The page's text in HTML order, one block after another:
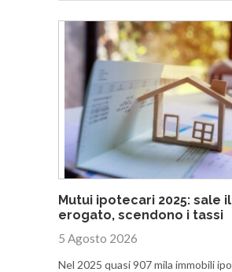
Mutui ipotecari 2025: sale
erogato, scendono i tassi
5 Agosto 2026
Nel 2025 quasi 907 mila immobili